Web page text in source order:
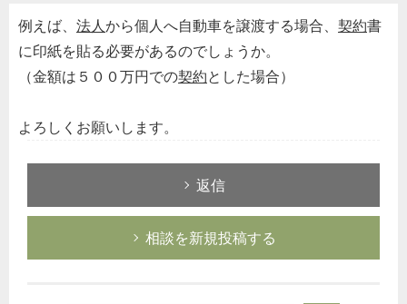
例えば、 法人から個人へ自動車を譲渡する場合、 契約書
に印紙を貼る必要があるのでしょうか。
（金額は５００万円での契約とした場合）
よろしくお願いします。
返信
相談を新規投稿する